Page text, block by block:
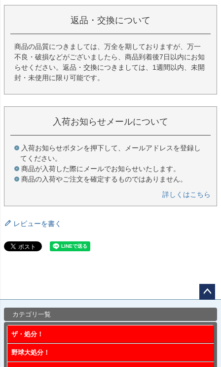
返品・交換について
商品の品質につきましては、万全を期しておりますが、万一
不良・破損などがございましたら、商品到着後7日以内にお知
らせください。返品・交換につきましては、1週間以内、未開
封・未使用に限り可能です。
入荷お知らせメールについて
入荷お知らせボタンを押下して、メールアドレスを登録し
てください。
商品が入荷した際にメールでお知らせいたします。
商品の入荷やご注文を確定するものではありません。
詳しくはこちら
レビューを書く
カテゴリ一覧
ザ・処分！
野球大処分！
ップ